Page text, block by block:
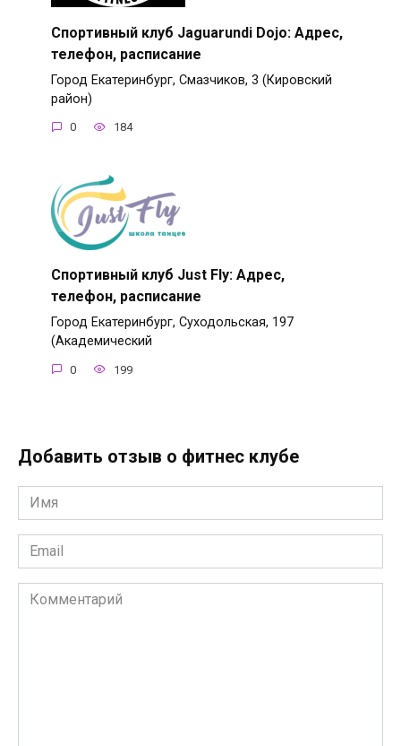
Спортивный клуб Jaguarundi Dojo: Адрес,
телефон, расписание
Город Екатеринбург, Смазчиков, 3 (Кировский
район)
0 184
Спортивный клуб Just Fly: Адрес,
телефон, расписание
Город Екатеринбург, Суходольская, 197
(Академический
0 199
Добавить отзыв о фитнес клубе
Имя
*
Email
*
Комментарий